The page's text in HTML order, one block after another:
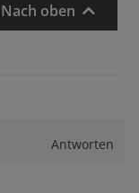
Nach oben
Antworten